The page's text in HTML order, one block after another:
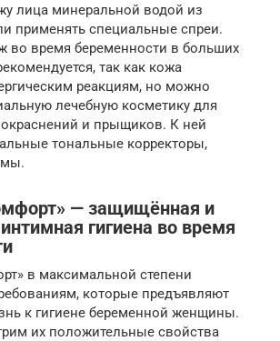
лица минеральной водой из
применять специальные спреи.
во время беременности в больших
так как кожа
реакциям, но можно
лечебную косметику для
и прыщиков. К ней
тональные корректоры,
— защищённая и
гигиена во время
в максимальной степени
которые предъявляют
к гигиене беременной женщины.
их положительные свойства